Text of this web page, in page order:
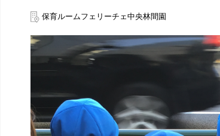
保育ルームフェリーチェ中央林間園